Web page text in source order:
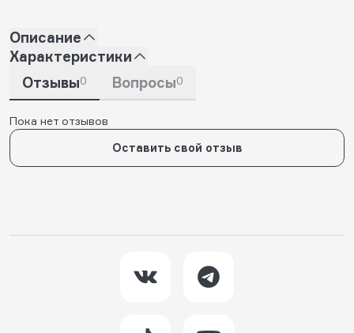
Описание
Характеристики
Отзывы0 Вопросы0
Пока нет отзывов
Оставить свой отзыв